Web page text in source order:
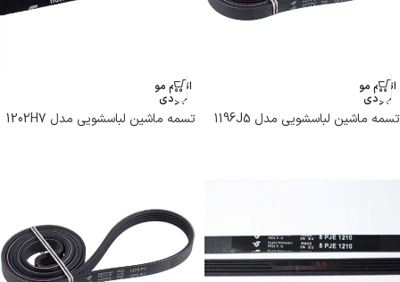
اتمام مو
جودی
تسمه ماشین لباسشویی مدل 1196J5
اتمام مو
جودی
تسمه ماشین لباسشویی مدل 1202H7